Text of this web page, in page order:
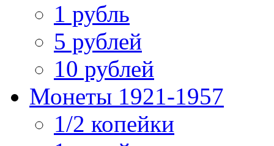
1 рубль
5 рублей
10 рублей
Монеты 1921-1957
1/2 копейки